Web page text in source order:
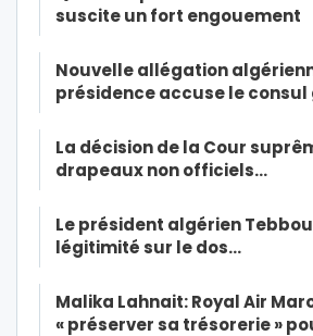
suscite un fort engouement
Nouvelle allégation
présidence accuse le
La décision de la Cour
drapeaux non officiels…
Le président algérien
légitimité sur le dos…
Malika Lahnait: Royal Air
« préserver sa trésorerie »